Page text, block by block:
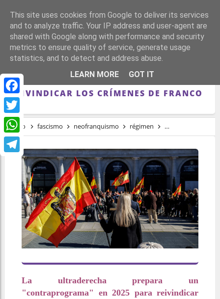
Facebook
Twitter
WhatsApp
Telegram
LA ULTRADERECHA PREPARA UN
"CONTRAPROGRAMA" EN 2025 PARA
REIVINDICAR LOS CRÍMENES DE FRANCO
Inicio fascismo neofranquismo régimen tardofranquismo
La ultraderecha prepara un
"contraprograma" en 2025 para reivindicar
This site uses cookies from Google to deliver its services
and to analyze traffic. Your IP address and user-agent are
shared with Google along with performance and security
metrics to ensure quality of service, generate usage
statistics, and to detect and address abuse.
LEARN MORE
GOT IT